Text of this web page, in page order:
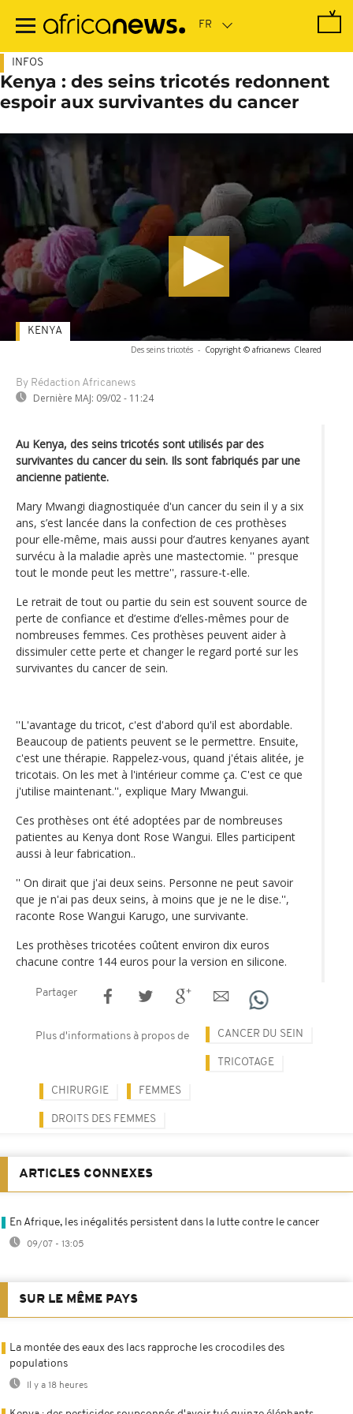
contenu
INFOS
Kenya : des seins tricotés redonnent
espoir aux survivantes du cancer
Des seins tricotés - Copyright © africanews Cleared
By Rédaction Africanews
Dernière MAJ: 09/02 - 11:24
KENYA
Au Kenya, des seins tricotés sont utilisés par des
survivantes du cancer du sein. Ils sont fabriqués par une
ancienne patiente.
Mary Mwangi diagnostiquée d'un cancer du sein il y a six
ans, s’est lancée dans la confection de ces prothèses
pour elle-même, mais aussi pour d’autres kenyanes ayant
survécu à la maladie après une mastectomie. '' presque
tout le monde peut les mettre'', rassure-t-elle.
Le retrait de tout ou partie du sein est souvent source de
perte de confiance et d’estime d’elles-mêmes pour de
nombreuses femmes. Ces prothèses peuvent aider à
dissimuler cette perte et changer le regard porté sur les
survivantes du cancer de sein.
''L'avantage du tricot, c'est d'abord qu'il est abordable.
Beaucoup de patients peuvent se le permettre. Ensuite,
c'est une thérapie. Rappelez-vous, quand j'étais alitée, je
tricotais. On les met à l'intérieur comme ça. C'est ce que
j'utilise maintenant.'', explique Mary Mwangui.
Ces prothèses ont été adoptées par de nombreuses
patientes au Kenya dont Rose Wangui. Elles participent
aussi à leur fabrication..
'' On dirait que j'ai deux seins. Personne ne peut savoir
que je n'ai pas deux seins, à moins que je ne le dise.'',
raconte Rose Wangui Karugo, une survivante.
Les prothèses tricotées coûtent environ dix euros
chacune contre 144 euros pour la version en silicone.
Partager
Plus d'informations à propos de CANCER DU SEIN
TRICOTAGE
CHIRURGIE FEMMES
DROITS DES FEMMES
ARTICLES CONNEXES
En Afrique, les inégalités persistent dans la lutte contre le cancer
09/07 - 13:05
SUR LE MÊME PAYS
La montée des eaux des lacs rapproche les crocodiles des
populations
Il y a 18 heures